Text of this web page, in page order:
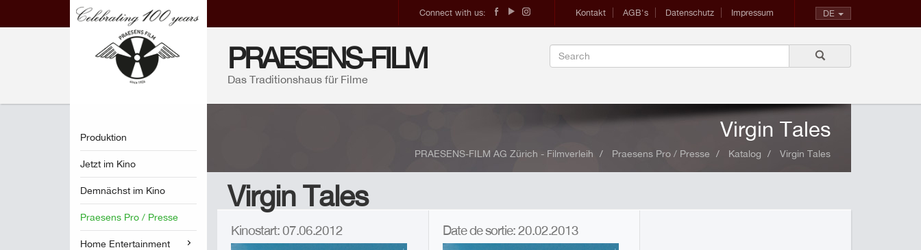
DE
Kontakt AGB's Datenschutz Impressum
Connect with us:
PRAESENS-FILM
Das Traditionshaus für Filme
Produktion
Jetzt im Kino
Demnächst im Kino
Praesens Pro / Presse
Home Entertainment
Virgin Tales
PRAESENS-FILM AG Zürich - Filmverleih Praesens Pro / Presse Katalog Virgin Tales
Virgin Tales
Kinostart: 07.06.2012 Date de sortie: 20.02.2013